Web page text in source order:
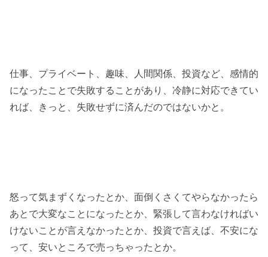
仕事、プライベート、趣味、人間関係、投資など、感情的
になったことで失敗することがあり、冷静に対応できてい
れば、きっと、失敗せずに済んだのではないかと。
怒って気まずくなったとか、面倒くさくてやらなかったら
あとで大変なことになったとか、緊張して言わなければい
けないことが言えなかったとか、投資で言えば、不安にな
って、安いところで売っちゃったとか。